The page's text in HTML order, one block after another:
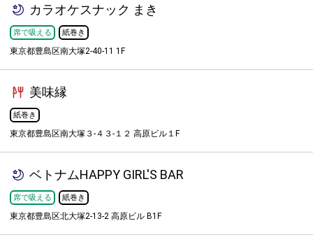
カラオケスナック まき
席で吸える 紙巻き
東京都豊島区南大塚2-40-11 1F
美味縁
紙巻き
東京都豊島区南大塚３-４３-１２ 高原ビル１F
ベトナムHAPPY GIRL'S BAR
席で吸える 紙巻き
東京都豊島区北大塚2-13-2 高原ビル B1F